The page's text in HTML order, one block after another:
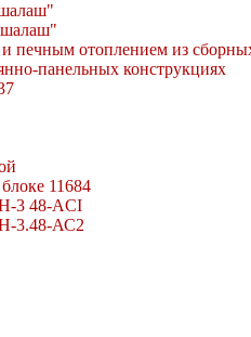
печным отоплением из
панельных конструкциях
11684
3 48-ACI
Н-3.48-АС2